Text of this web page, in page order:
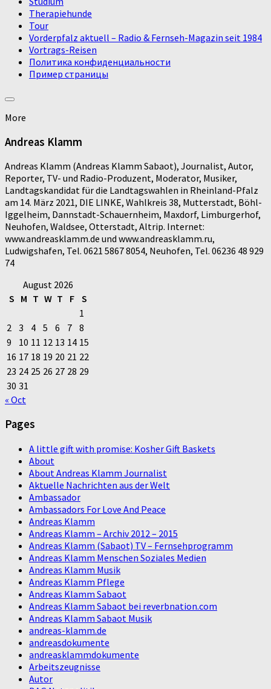
Therapiehunde
Tour
Vorderpfalz aktuell – Radio & Fernseh-Magazin seit 1984
Vortrags-Reisen
Политика конфиденциальности
Пример страницы
More
Andreas Klamm
Andreas Klamm (Andreas Klamm Sabaot), Journalist, Autor,
Reporter, TV- und Radio-Produzent, Moderator, Musiker,
Landtagskandidat für die Landtagswahlen in Rheinland-Pfalz
am 14. März 2021, DIE LINKE, Wahlkreis 38, Mutterstadt, Böhl-
Iggelheim, Dannstadt-Schauernheim, Maxdorf, Limburgerhof,
Neuhofen, Waldsee, Otterstadt, Altrip. Internet:
www.andreasklamm.de und www.andreasklamm.ru,
Ludwigshafen, Tel. 0621 5867 8054, Neuhofen, Tel. 06236 48 929
74
August 2026
S M T W T F S
1
2 3 4 5 6 7 8
9
10 11 12 13 14 15
16 17 18 19 20 21 22
23 24 25 26 27 28 29
30 31
« Oct
Pages
A little gift with promise: Kosher Gift Baskets
About
About Andreas Klamm Journalist
Aktuelle Nachrichten aus der Welt
Ambassador
Ambassadors For Love And Peace
Andreas Klamm
Andreas Klamm – Archiv 2012 – 2015
Andreas Klamm (Sabaot) TV – Fernsehprogramm
Andreas Klamm Menschen Soziales Medien
Andreas Klamm Musik
Andreas Klamm Pflege
Andreas Klamm Sabaot
Andreas Klamm Sabaot bei reverbnation.com
Andreas Klamm Sabaot Musik
andreas-klamm.de
andreasdokumente
andreasklammdokumente
Arbeitszeugnisse
Autor